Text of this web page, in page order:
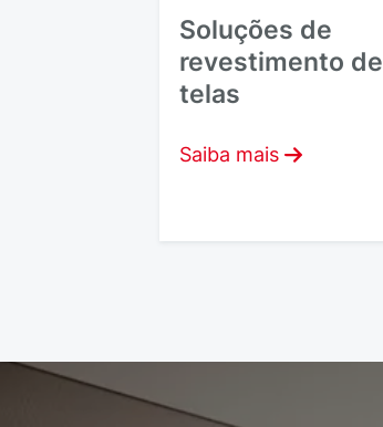
Soluções de
revestimento de
telas
Saiba mais